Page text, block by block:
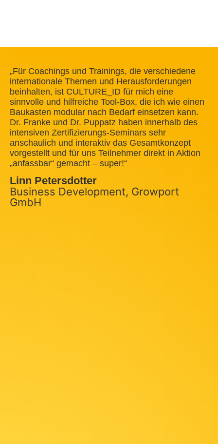
„Für Coachings und Trainings, die verschiedene
internationale Themen und Herausforderungen
beinhalten, ist CULTURE_ID für mich eine
sinnvolle und hilfreiche Tool-Box, die ich wie einen
Baukasten modular nach Bedarf einsetzen kann.
Dr. Franke und Dr. Puppatz haben innerhalb des
intensiven Zertifizierungs-Seminars sehr
anschaulich und interaktiv das Gesamtkonzept
vorgestellt und für uns Teilnehmer direkt in Aktion
„anfassbar“ gemacht – super!“
Linn Petersdotter
Business Development, Growport
GmbH